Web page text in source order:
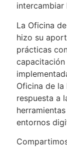
intercambiar
La Oficina
hizo su
prácticas
capacitación
Oficina de la
respuesta a
entornos